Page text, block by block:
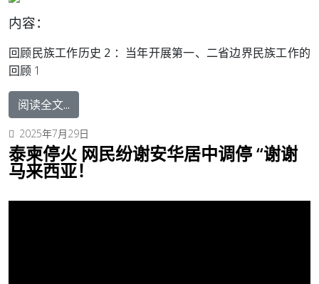
内容：
回顾民族工作历史 2 ： 当年开展第一、二省边界民族工作的
回顾 1
阅读全文...
2025年7月29日
泰柬停火 网民纷谢安华居中调停 “谢谢
马来西亚！